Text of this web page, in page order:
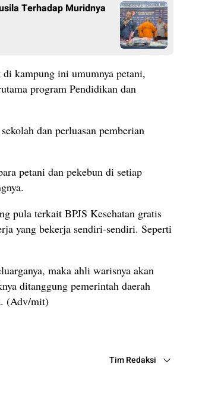
Terhadap Muridnya
di kampung ini umumnya petani,
program Pendidikan dan
dan perluasan pemberian
petani dan pekebun di setiap
pula terkait BPJS Kesehatan gratis
yang bekerja sendiri-sendiri. Seperti
maka ahli warisnya akan
ditanggung pemerintah daerah
(Adv/mit)
Tim Redaksi